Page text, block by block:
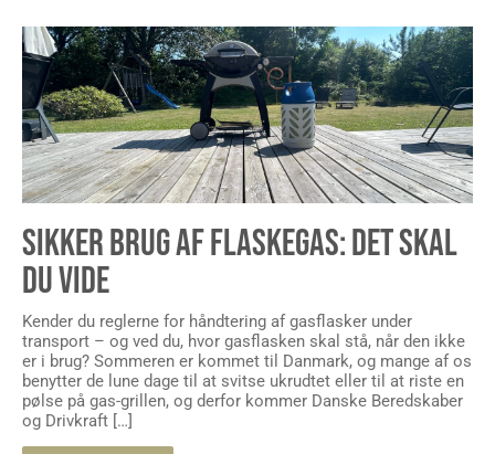
SIKKER BRUG AF FLASKEGAS: DET SKAL
DU VIDE
Kender du reglerne for håndtering af gasflasker under
transport – og ved du, hvor gasflasken skal stå, når den ikke
er i brug? Sommeren er kommet til Danmark, og mange af os
benytter de lune dage til at svitse ukrudtet eller til at riste en
pølse på gas-grillen, og derfor kommer Danske Beredskaber
og Drivkraft […]